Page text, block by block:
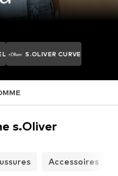
S.OLIVER CURVE
s.Oliver
Accessoires